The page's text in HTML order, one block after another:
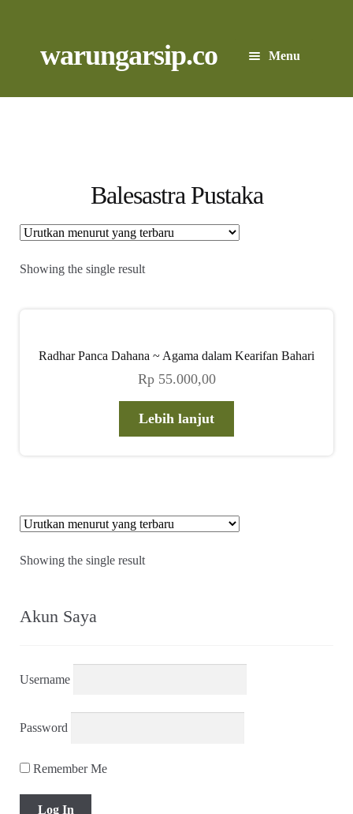
to
to
warungarsip.co Menu
Beranda
Foto
Suara
Cari Arsip
Expand
Balesastra Pustaka
Showing the single result
Radhar Panca Dahana ~ Agama dalam Kearifan Bahari
Rp55.000,00
Lebih lanjut
Showing the single result
Akun Saya
Username
Password
Remember Me